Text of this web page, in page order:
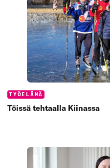
Categories:
TYÖELÄMÄ
Töissä tehtaalla Kiinassa